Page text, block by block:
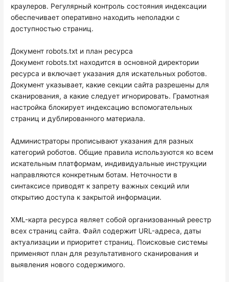
краулеров. Регулярный контроль состояния индексации
обеспечивает оперативно находить неполадки с
доступностью страниц.
Документ robots.txt и план ресурса
Документ robots.txt находится в основной директории
ресурса и включает указания для искательных роботов.
Документ указывает, какие секции сайта разрешены для
сканирования, а какие следует игнорировать. Грамотная
настройка блокирует индексацию вспомогательных
страниц и дублированного материала.
Администраторы прописывают указания для разных
категорий роботов. Общие правила используются ко всем
искательным платформам, индивидуальные инструкции
направляются конкретным ботам. Неточности в
синтаксисе приводят к запрету важных секций или
открытию доступа к закрытой информации.
XML-карта ресурса являет собой организованный реестр
всех страниц сайта. Файл содержит URL-адреса, даты
актуализации и приоритет страниц. Поисковые системы
применяют план для результативного сканирования и
выявления нового содержимого.